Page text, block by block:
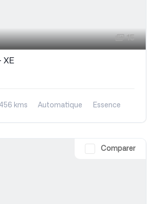
15
XE
kms Automatique Essence
Comparer